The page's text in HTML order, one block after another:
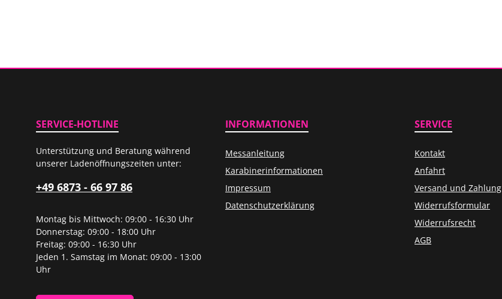
SERVICE-HOTLINE
Unterstützung und Beratung während
unserer Ladenöffnungszeiten unter:
+49 6873 - 66 97 86
Montag bis Mittwoch: 09:00 - 16:30 Uhr
Donnerstag: 09:00 - 18:00 Uhr
Freitag: 09:00 - 16:30 Uhr
Jeden 1. Samstag im Monat: 09:00 - 13:00
Uhr
INFORMATIONEN
Messanleitung
Karabinerinformationen
Impressum
Datenschutzerklärung
SERVICE
Kontakt
Anfahrt
Versand und Zahlung
Widerrufsformular
Widerrufsrecht
AGB